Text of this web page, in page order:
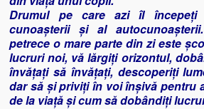
Drumul pe care azi îl
cunoașterii și al
petrece o mare parte din zi este
lucruri noi, vă lărgiți orizontul,
învățați să învățați, descoperiți
dar să și priviți în voi înșivă pentru
de la viață și cum să dobândiți